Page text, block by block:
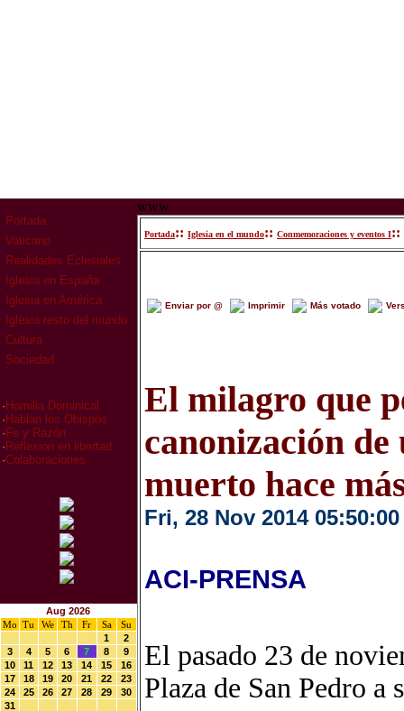
Portada
Vaticano
Realidades Eclesiales
Iglesia en España
Iglesia en América
Iglesia resto del mundo
Cultura
Sociedad
· Homilia Dominical
· Hablan los Obispos
· Fe y Razón
· Reflexion en libertad
·Colaboraciones
Aug 2026
Mo
Tu We Th Fr Sa
Su
1
2
3
4 5 6 7 8
9
10
11 12 13 14 15
16
17
18 19 20 21 22
23
24
25 26 27 28 29
30
31
www
Portada:: Iglesia en el mundo:: Conmemoraciones y eventos I::
Enviar por @ Imprimir Más votado
El milagro que
canonización
muerto hace
Fri, 28 Nov 2014 05:50:00
ACI-PRENSA
El pasado 23 de
Plaza de San Pedro a